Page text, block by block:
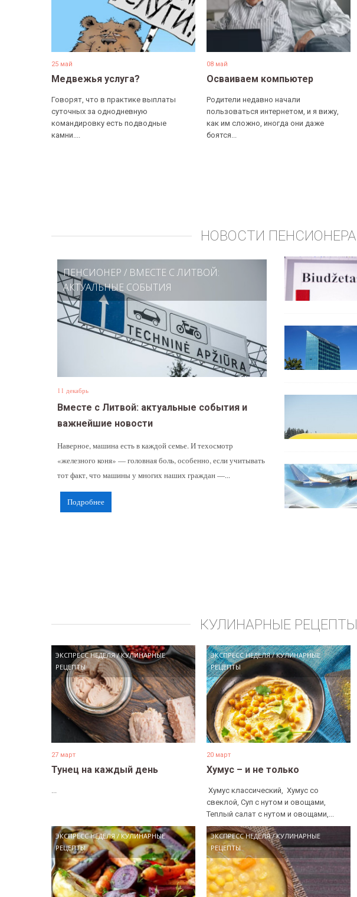
25 май
Медвежья услуга?
Говорят, что в практике выплаты
суточных за однодневную
командировку есть подводные
камни....
08 май
Осваиваем компьютер
Родители недавно начали
пользоваться интернетом, и я вижу,
как им сложно, иногда они даже
боятся...
НОВОСТИ ПЕНСИОНЕРА
ПЕНСИОНЕР / ВМЕСТЕ С ЛИТВОЙ:
АКТУАЛЬНЫЕ СОБЫТИЯ
11 декабрь
Вместе с Литвой: актуальные события и
важнейшие новости
Наверное, машина есть в каждой семье. И техосмотр
«железного коня» — головная боль, особенно, если учитывать
тот факт, что машины у многих наших граждан —...
Подробнее
КУЛИНАРНЫЕ РЕЦЕПТЫ
ЭКСПРЕСС НЕДЕЛЯ/КУЛИНАРНЫЕ
РЕЦЕПТЫ
27 март
Тунец на каждый день
ЭКСПРЕСС НЕДЕЛЯ/КУЛИНАРНЫЕ
РЕЦЕПТЫ
20 март
Хумус – и не только
​ Хумус классический, ​ Хумус со
свеклой, Суп с нутом и овощами, ​
Теплый салат с нутом и овощами,...
ЭКСПРЕСС НЕДЕЛЯ/КУЛИНАРНЫЕ
РЕЦЕПТЫ
ЭКСПРЕСС НЕДЕЛЯ/КУЛИНАРНЫЕ
РЕЦЕПТЫ